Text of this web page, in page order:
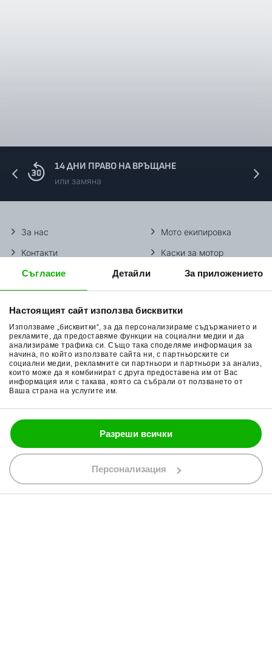
Съгласие Детайли За приложението
Настоящият сайт използва бисквитки
Използваме „бисквитки“, за да персонализираме съдържанието и
рекламите, да предоставяме функции на социални медии и да
анализираме трафика си. Също така споделяме информация за
начина, по който използвате сайта ни, с партньорските си
социални медии, рекламните си партньори и партньори за анализ,
които може да я комбинират с друга предоставена им от Вас
информация или с такава, която са събрали от ползването от
Ваша страна на услугите им.
Разреши всички
Персонализация
14 ДНИ ПРАВО НА ВРЪЩАНЕ
или замяна
За нас
Контакти
Методи доставка
Начини плащане
Връщане на стока
Общи условия
Поверителност
Политика за бисквитки
Мото екипировка
Каски за мотор
Ботуши за мотор
Гуми за мотор
Очила за мотор
Раници за мотор
Ръкавици за мотор
Части за мотор
088 200 7002
shop@bobimx.com